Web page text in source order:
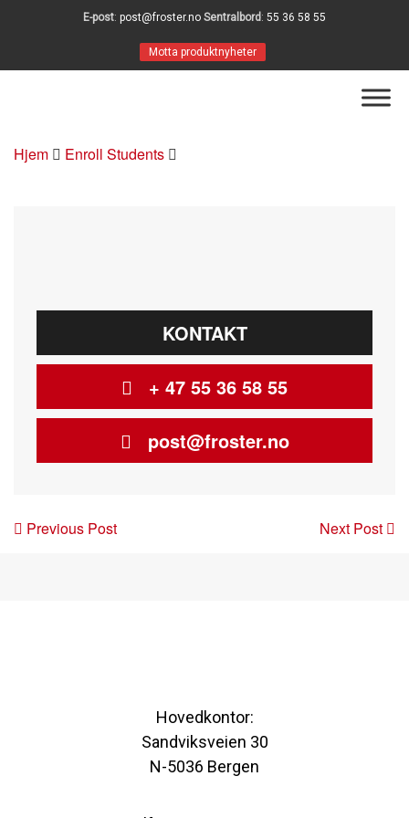
E-post: post@froster.no Sentralbord : 55 36 58 55
Motta produktnyheter
Hjem Enroll Students
KONTAKT
+ 47 55 36 58 55
post@froster.no
Post
Previous Post Next Post
Hovedkontor:
Sandviksveien 30
N-5036 Bergen